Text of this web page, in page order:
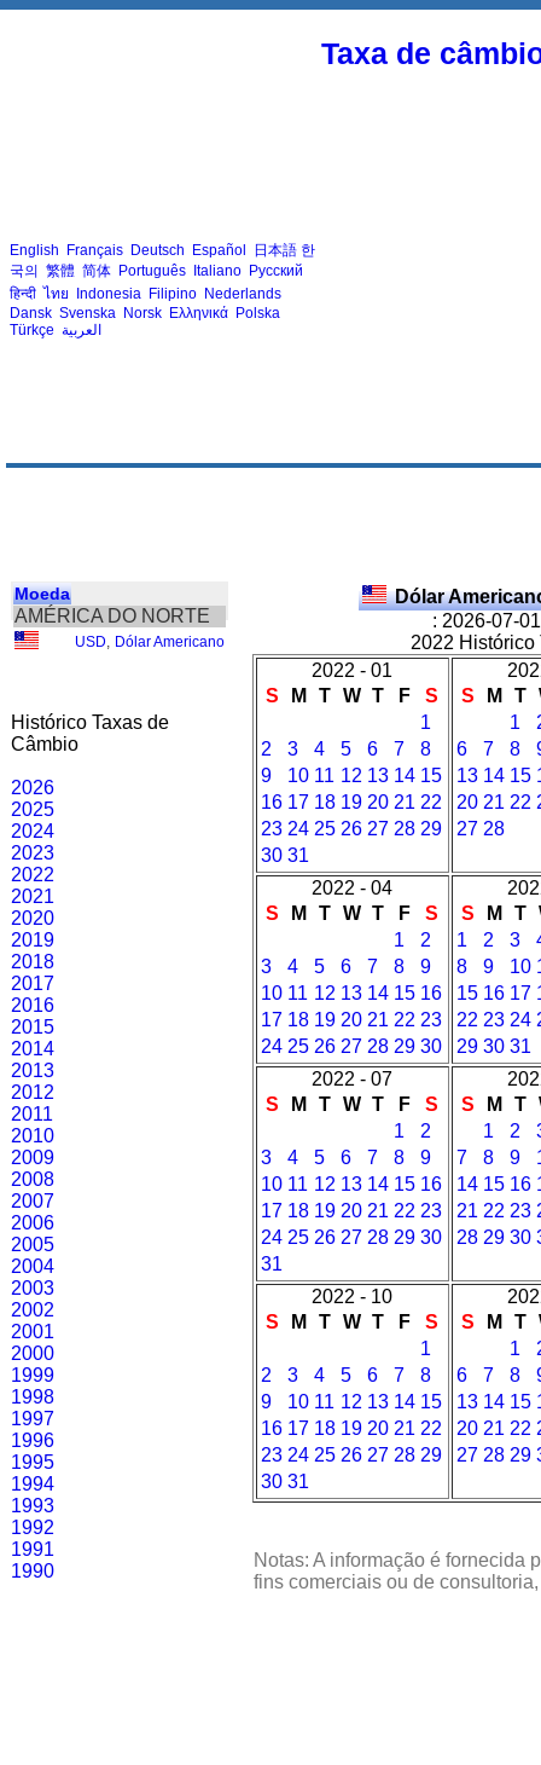
Taxa de
English Français Deutsch Español 日本語 한
국의 繁體 简体 Português Italiano Русский
हिन्दी ไทย Indonesia Filipino Nederlands
Dansk Svenska Norsk Ελληνικά Polska
Türkçe العربية
Moeda
AMÉRICA DO NORTE
USD Dólar Americano
Histórico Taxas de
Câmbio
2026
2025
2024
2023
2022
2021
2020
2019
2018
2017
2016
2015
2014
2013
2012
2011
2010
2009
2008
2007
2006
2005
2004
2003
2002
2001
2000
1999
1998
1997
1996
1995
1994
1993
1992
1991
1990
Dólar
: 2026-07-
2022 Histórico
2022 - 01
S
M T W T F
S
1
2
3 4 5 6 7
8
9
10 11 12 13 14 15
16 17 18 19 20 21 22
23 24 25 26 27 28 29
30 31
S
M T
1
6
7 8
13 14 15
20 21 22
27 28
2022 - 04
S
M T W T F
S
1
2
3
4 5 6 7 8
9
10 11 12 13 14 15 16
17 18 19 20 21 22 23
24 25 26 27 28 29 30
S
M T
1
2 3
8
9 10
15 16 17
22 23 24
29 30 31
2022 - 07
S
M T W T F
S
1
2
3
4 5 6 7 8
9
10 11 12 13 14 15 16
17 18 19 20 21 22 23
24 25 26 27 28 29 30
31
S
M T
1
2
7
8 9
14 15 16
21 22 23
28 29 30
2022 - 10
S
M T W T F
S
1
2
3 4 5 6 7
8
9
10 11 12 13 14 15
16 17 18 19 20 21 22
23 24 25 26 27 28 29
30 31
S
M T
1
6
7 8
13 14 15
20 21 22
27 28 29
Notas: A informação é fornecida
fins comerciais ou de